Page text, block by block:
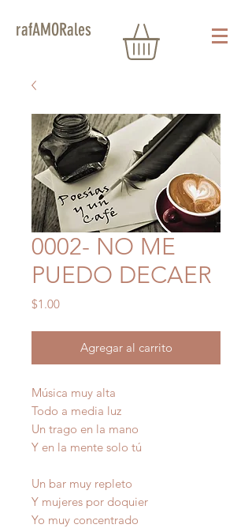
rafAMORales
0002- NO ME
PUEDO DECAER
$1.00Precio
Agregar al carrito
Música muy alta
Todo a media luz
Un trago en la mano
Y en la mente solo tú
Un bar muy repleto
Y mujeres por doquier
Yo muy concentrado